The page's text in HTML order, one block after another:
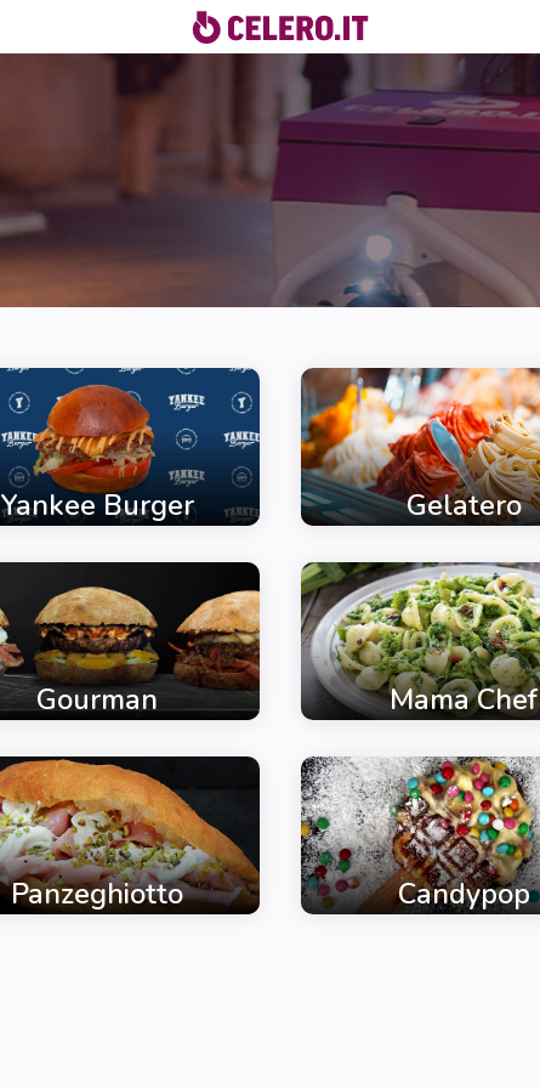
Yankee Burger Gelatero
Gourman Mama Chef
Panzeghiotto Candypop